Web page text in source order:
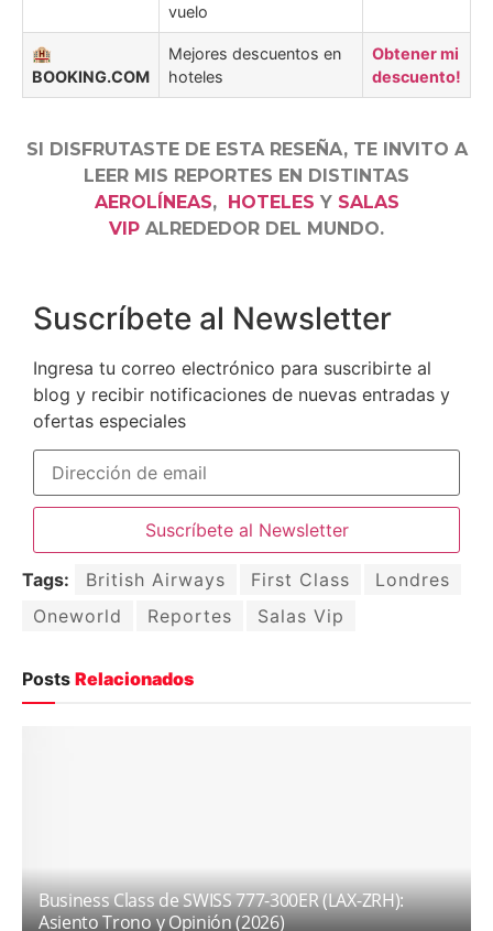
vuelo
🏨
BOOKING.COM
Mejores descuentos en
hoteles
Obtener mi
descuento!
SI DISFRUTASTE DE ESTA RESEÑA, TE INVITO A
LEER MIS REPORTES EN DISTINTAS
AEROLÍNEAS, HOTELES Y SALAS
VIP ALREDEDOR DEL MUNDO.
Suscríbete al Newsletter
Ingresa tu correo electrónico para suscribirte al
blog y recibir notificaciones de nuevas entradas y
ofertas especiales
Tags: British Airways First Class
Londres
Oneworld
Reportes Salas Vip
Posts Relacionados
Business Class de SWISS 777-300ER (LAX-ZRH):
Asiento Trono y Opinión (2026)